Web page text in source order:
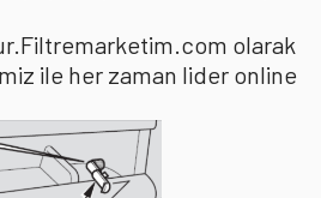
olarak
ile her zaman lider online